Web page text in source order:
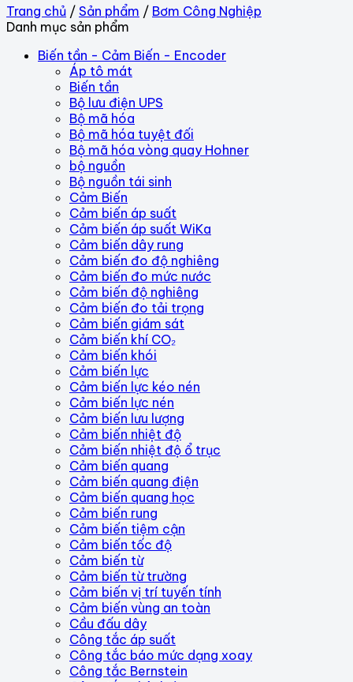
Trang chủ / Sản phẩm / Bơm Công Nghiệp
Danh mục sản phẩm
Biến tần - Cảm Biến - Encoder
Áp tô mát
Biến tần
Bộ lưu điện UPS
Bộ mã hóa
Bộ mã hóa tuyệt đối
Bộ mã hóa vòng quay Hohner
bộ nguồn
Bộ nguồn tái sinh
Cảm Biến
Cảm biến áp suất
Cảm biến áp suất WiKa
Cảm biến dây rung
Cảm biến đo độ nghiêng
Cảm biến đo mức nước
Cảm biến độ nghiêng
Cảm biến đo tải trọng
Cảm biến giám sát
Cảm biến khí CO₂
Cảm biến khói
Cảm biến lực
Cảm biến lực kéo nén
Cảm biến lực nén
Cảm biến lưu lượng
Cảm biến nhiệt độ
Cảm biến nhiệt độ ổ trục
Cảm biến quang
Cảm biến quang điện
Cảm biến quang học
Cảm biến rung
Cảm biến tiệm cận
Cảm biến tốc độ
Cảm biến từ
Cảm biến từ trường
Cảm biến vị trí tuyến tính
Cảm biến vùng an toàn
Cầu đấu dây
Công tắc áp suất
Công tắc báo mức dạng xoay
Công tắc Bernstein